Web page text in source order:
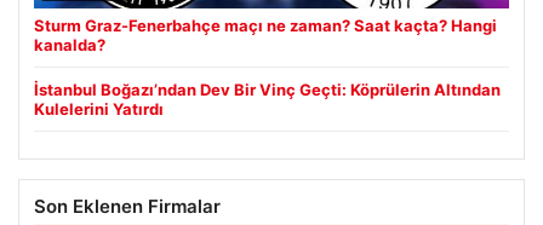
Sturm Graz-Fenerbahçe maçı ne zaman? Saat kaçta? Hangi
kanalda?
İstanbul Boğazı’ndan Dev Bir Vinç Geçti: Köprülerin Altından
Kulelerini Yatırdı
Son Eklenen Firmalar